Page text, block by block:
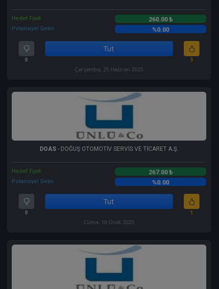
Hedef Fiyat 260.00 ₺
Potansiyel Getiri %0.00
0
Tut
3
Çarşamba, 25 Haziran 2025
DOAS - DOĞUŞ OTOMOTİV SERVİS VE TİCARET A.Ş.
Hedef Fiyat 267.00 ₺
Potansiyel Getiri %0.00
0
Tut
1
Cuma, 10 Ocak 2025